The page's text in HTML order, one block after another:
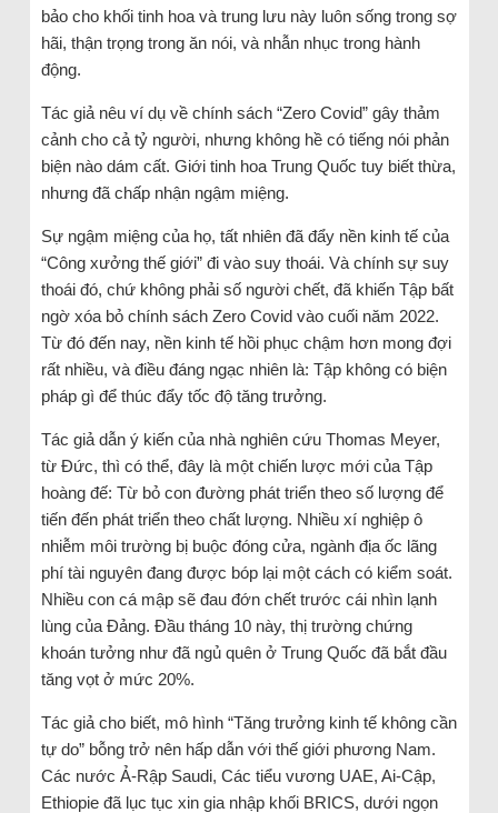
bảo cho khối tinh hoa và trung lưu này luôn sống trong sợ
hãi, thận trọng trong ăn nói, và nhẫn nhục trong hành
động.
Tác giả nêu ví dụ về chính sách “Zero Covid” gây thảm
cảnh cho cả tỷ người, nhưng không hề có tiếng nói phản
biện nào dám cất. Giới tinh hoa Trung Quốc tuy biết thừa,
nhưng đã chấp nhận ngậm miệng.
Sự ngậm miệng của họ, tất nhiên đã đẩy nền kinh tế của
“Công xưởng thế giới” đi vào suy thoái. Và chính sự suy
thoái đó, chứ không phải số người chết, đã khiến Tập bất
ngờ xóa bỏ chính sách Zero Covid vào cuối năm 2022.
Từ đó đến nay, nền kinh tế hồi phục chậm hơn mong đợi
rất nhiều, và điều đáng ngạc nhiên là: Tập không có biện
pháp gì để thúc đẩy tốc độ tăng trưởng.
Tác giả dẫn ý kiến của nhà nghiên cứu Thomas Meyer,
từ Đức, thì có thể, đây là một chiến lược mới của Tập
hoàng đế: Từ bỏ con đường phát triển theo số lượng để
tiến đến phát triển theo chất lượng. Nhiều xí nghiệp ô
nhiễm môi trường bị buộc đóng cửa, ngành địa ốc lãng
phí tài nguyên đang được bóp lại một cách có kiểm soát.
Nhiều con cá mập sẽ đau đớn chết trước cái nhìn lạnh
lùng của Đảng. Đầu tháng 10 này, thị trường chứng
khoán tưởng như đã ngủ quên ở Trung Quốc đã bắt đầu
tăng vọt ở mức 20%.
Tác giả cho biết, mô hình “Tăng trưởng kinh tế không cần
tự do” bỗng trở nên hấp dẫn với thế giới phương Nam.
Các nước Ả-Rập Saudi, Các tiểu vương UAE, Ai-Cập,
Ethiopie đã lục tục xin gia nhập khối BRICS, dưới ngọn